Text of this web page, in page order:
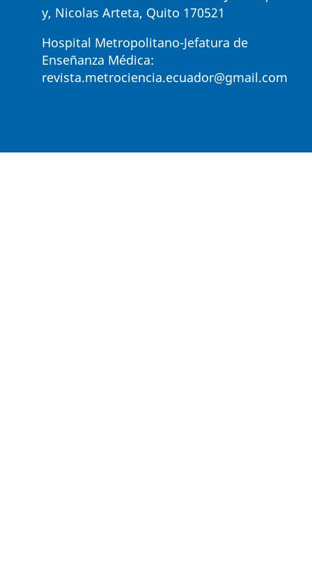
y, Nicolas Arteta, Quito 170521
Hospital Metropolitano-Jefatura de
Enseñanza Médica:
revista.metrociencia.ecuador@gmail.com